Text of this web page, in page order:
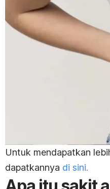
Untuk mendapatkan
dapatkannya di sini.